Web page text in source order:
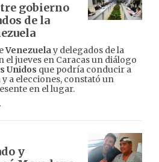
gobierno
de la
Venezuelay delegados de la
jueves en Caracas un diálogo
Unidos que podría conducir a
a elecciones, constató un
en el lugar.
y